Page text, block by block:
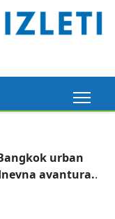
urban
avantura..